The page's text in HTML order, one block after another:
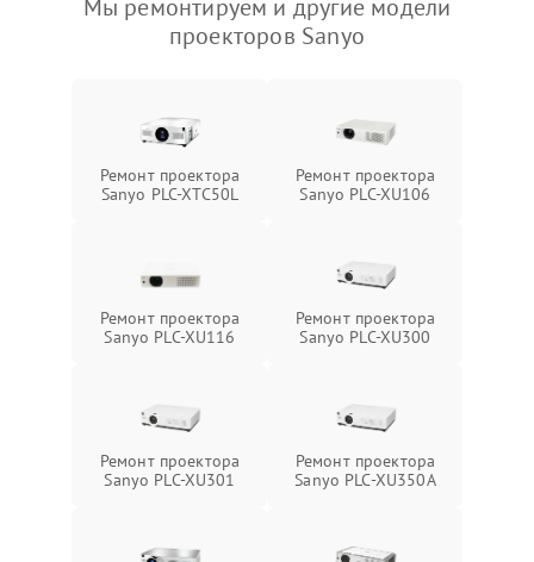
Мы ремонтируем и другие модели
проекторов Sanyo
Ремонт проектора
Sanyo PLC-XTC50L
Ремонт проектора
Sanyo PLC-XU106
Ремонт проектора
Sanyo PLC-XU116
Ремонт проектора
Sanyo PLC-XU300
Ремонт проектора
Sanyo PLC-XU301
Ремонт проектора
Sanyo PLC-XU350A